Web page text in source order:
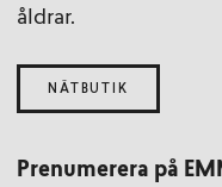
åldrar.
NÄTBUTIK
Prenumerera på